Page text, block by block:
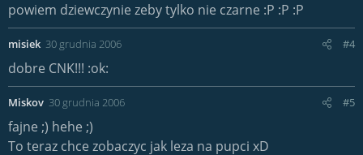
powiem dziewczynie zeby tylko nie czarne :P :P :P
misiek 30 grudnia 2006 #4
dobre CNK!!! :ok:
Miskov 30 grudnia 2006 #5
fajne ;) hehe ;)
To teraz chce zobaczyc jak leza na pupci xD